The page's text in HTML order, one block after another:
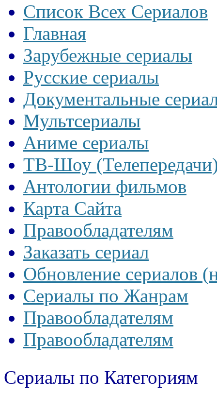
Список Всех Сериалов
Главная
Зарубежные сериалы
Русские сериалы
Документальные
Мультсериалы
Аниме сериалы
ТВ-Шоу
Антологии фильмов
Карта Сайта
Правообладателям
Заказать сериал
Обновление сериалов
Сериалы по Жанрам
Правообладателям
Правообладателям
Сериалы по Категориям